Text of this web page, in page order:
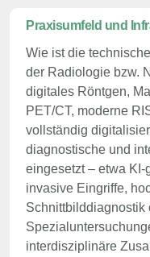
Praxisumfeld und
Wie ist die
der Radiologie bzw.
digitales Röntgen,
PET/CT, moderne
vollständig
diagnostische und
eingesetzt – etwa
invasive Eingriffe,
Schnittbilddiagnostik
interdisziplinäre